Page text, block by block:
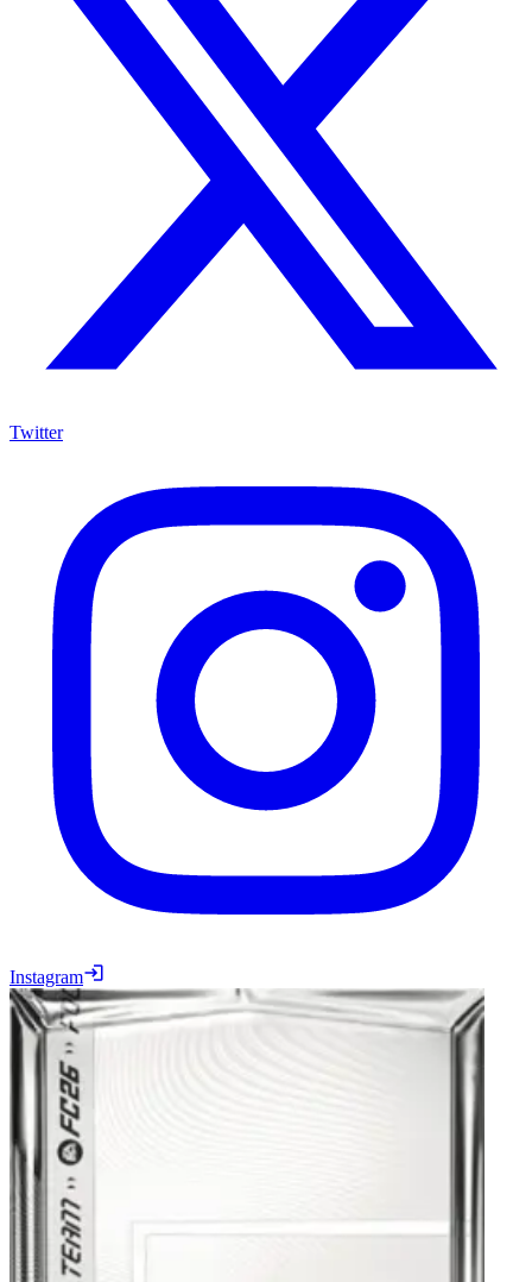
Twitter
Instagram